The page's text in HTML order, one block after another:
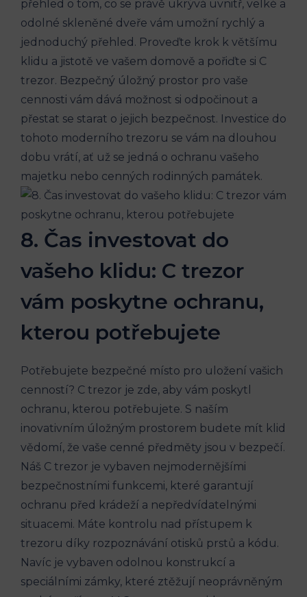
přehled o tom, co se právě ukrývá uvnitř, velké a
odolné skleněné dveře vám umožní rychlý a
jednoduchý přehled. Proveďte krok k většímu
klidu a jistotě ve vašem domově a pořiďte si C
trezor. Bezpečný úložný prostor pro vaše
cennosti vám dává možnost si odpočinout a
přestat se starat o jejich bezpečnost. Investice do
tohoto moderního trezoru se vám na dlouhou
dobu vrátí, ať už se jedná o ochranu vašeho
majetku nebo cenných rodinných památek.
8. Čas investovat do
vašeho klidu: C trezor
vám poskytne ochranu,
kterou potřebujete
Potřebujete bezpečné místo pro uložení vašich
cenností? C trezor je zde, aby vám poskytl
ochranu, kterou potřebujete. S naším
inovativním úložným prostorem budete mít klid
vědomí, že vaše cenné předměty jsou v bezpečí.
Náš C trezor je vybaven nejmodernějšími
bezpečnostními funkcemi, které garantují
ochranu před krádeží a nepředvídatelnými
situacemi. Máte kontrolu nad přístupem k
trezoru díky rozpoznávání otisků prstů a kódu.
Navíc je vybaven odolnou konstrukcí a
speciálními zámky, které ztěžují neoprávněným